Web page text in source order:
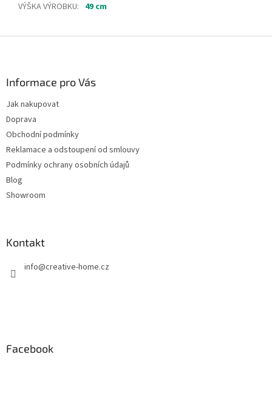
VÝŠKA VÝROBKU: 49 cm
Informace pro Vás
Jak nakupovat
Doprava
Obchodní podmínky
Reklamace a odstoupení od smlouvy
Podmínky ochrany osobních údajů
Blog
Showroom
Kontakt
info@creative-home.cz
Facebook